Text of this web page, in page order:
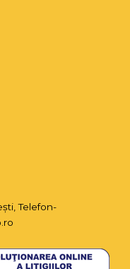
, Telefon-